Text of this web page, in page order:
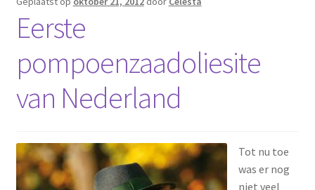
Eerste
pompoenzaadoliesite
van Nederland
Tot nu toe
was er nog
niet veel